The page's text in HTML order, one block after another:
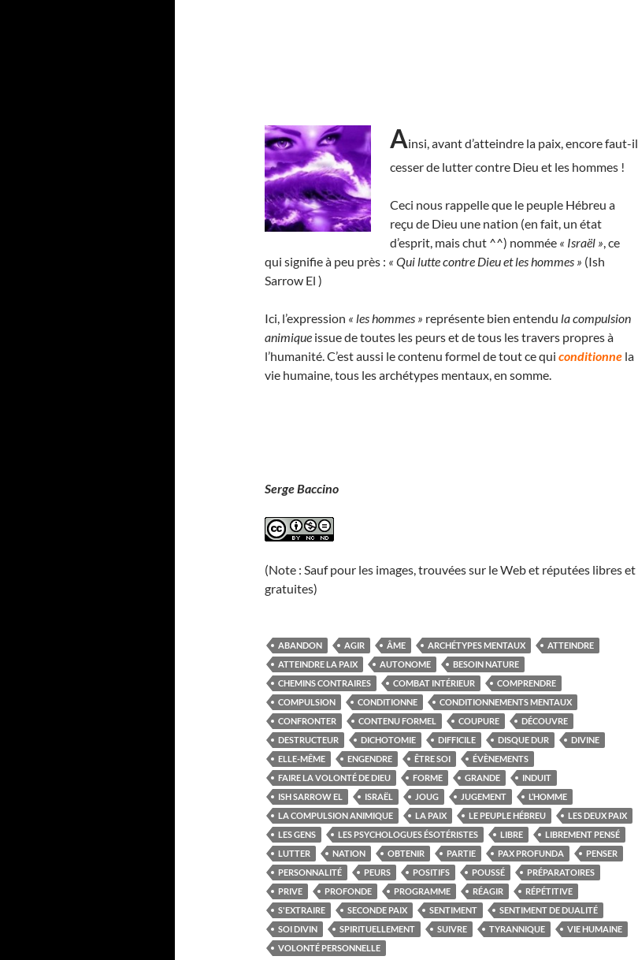
Ainsi, avant d’atteindre la paix, encore faut-il
cesser de lutter contre Dieu et les hommes !
Ceci nous rappelle que le peuple Hébreu a
reçu de Dieu une nation (en fait, un état
d’esprit, mais chut ^^) nommée « Israël », ce
qui signifie à peu près : « Qui lutte contre Dieu et les hommes » (Ish
Sarrow El )
Ici, l’expression « les hommes » représente bien entendu la compulsion
animique issue de toutes les peurs et de tous les travers propres à
l’humanité. C’est aussi le contenu formel de tout ce qui conditionne la
vie humaine, tous les archétypes mentaux, en somme.
Serge Baccino
(Note : Sauf pour les images, trouvées sur le Web et réputées libres et
gratuites)
ABANDON AGIR ÂME ARCHÉTYPES MENTAUX
ATTEINDRE
ATTEINDRE LA PAIX
AUTONOME
BESOIN NATURE
CHEMINS CONTRAIRES
COMBAT INTÉRIEUR
COMPRENDRE
COMPULSION
CONDITIONNE
CONDITIONNEMENTS MENTAUX
CONFRONTER
CONTENU FORMEL COUPURE
DÉCOUVRE
DESTRUCTEUR
DICHOTOMIE DIFFICILE DISQUE DUR
DIVINE
ELLE-MÊME
ENGENDRE ÊTRE SOI
ÉVÈNEMENTS
FAIRE LA VOLONTÉ DE DIEU
FORME GRANDE
INDUIT
ISH SARROW EL
ISRAËL JOUG JUGEMENT
L’HOMME
LA COMPULSION ANIMIQUE
LA PAIX LE PEUPLE HÉBREU
LES DEUX PAIX
LES GENS
LES PSYCHOLOGUES ÉSOTÉRISTES LIBRE
LIBREMENT PENSÉ
LUTTER
NATION OBTENIR PARTIE PAX PROFUNDA
PENSER
PERSONNALITÉ
PEURS POSITIFS POUSSÉ
PRÉPARATOIRES
PRIVE
PROFONDE PROGRAMME RÉAGIR
RÉPÉTITIVE
S'EXTRAIRE
SECONDE PAIX SENTIMENT
SENTIMENT DE DUALITÉ
SOI DIVIN
SPIRITUELLEMENT SUIVRE TYRANNIQUE
VIE HUMAINE
VOLONTÉ PERSONNELLE